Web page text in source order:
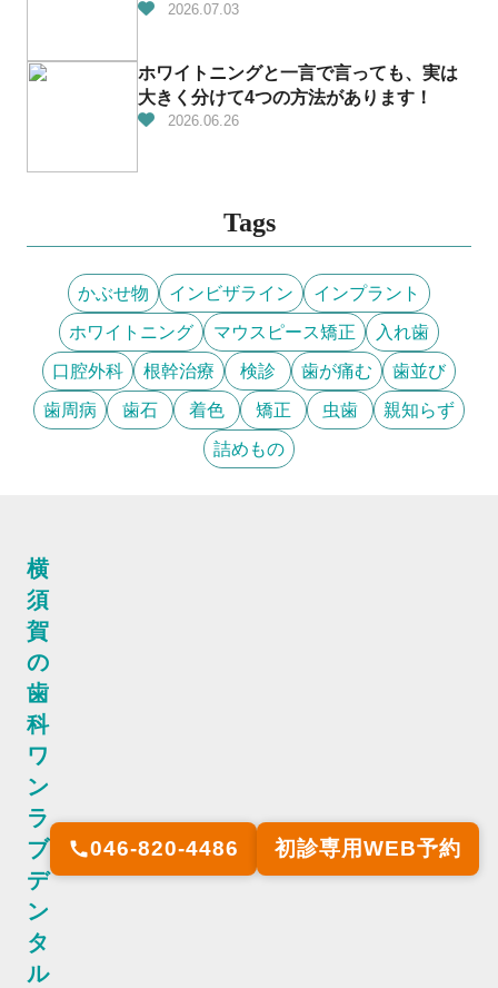
2026.07.03
ホワイトニングと一言で言っても、実は
大きく分けて4つの方法があります！
2026.06.26
Tags
かぶせ物 インビザライン インプラント
ホワイトニング マウスピース矯正 入れ歯
口腔外科 根幹治療 検診 歯が痛む 歯並び
歯周病 歯石 着色 矯正 虫歯 親知らず
詰めもの
横
須
賀
の
歯
科
ワ
ン
ラ
ブ
デ
ン
タ
ル
call046-820-4486 初診専用WEB予約